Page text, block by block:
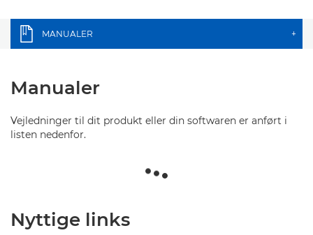
MANUALER +
Manualer
Vejledninger til dit produkt eller din softwaren er anført i
listen nedenfor.
Nyttige links